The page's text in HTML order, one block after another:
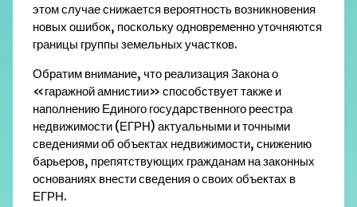
этом случае снижается вероятность возникновения
новых ошибок, поскольку одновременно уточняются
границы группы земельных участков.
Обратим внимание, что реализация Законао
«гаражной амнистии» способствует также и
наполнению Единого государственного реестра
недвижимости (ЕГРН) актуальными и точными
сведениями об объектах недвижимости, снижению
барьеров, препятствующих гражданам на законных
основаниях внести сведения о своих объектах в
ЕГРН.